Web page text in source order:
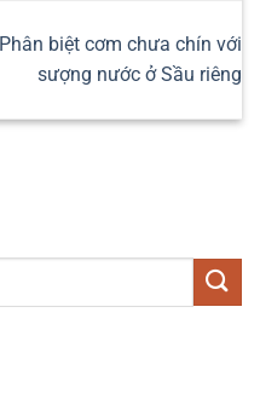
Phân biệt cơm chưa chín với
sượng nước ở Sầu riêng